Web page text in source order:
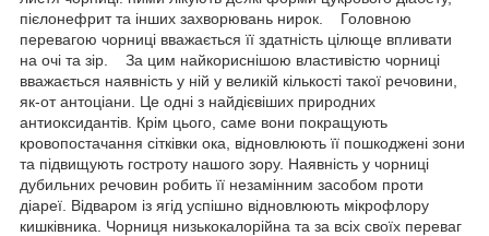
пієлонефрит та інших захворювань нирок. Головною
перевагою чорниці вважається її здатність цілюще впливати
на очі та зір. За цим найкориснішою властивістю чорниці
вважається наявність у ній у великій кількості такої речовини,
як-от антоціани. Це одні з найдієвіших природних
антиоксидантів. Крім цього, саме вони покращують
кровопостачання сітківки ока, відновлюють її пошкоджені зони
та підвищують гостроту нашого зору. Наявність у чорниці
дубильних речовин робить її незамінним засобом проти
діареї. Відваром із ягід успішно відновлюють мікрофлору
кишківника. Чорниця низькокалорійна та за всіх своїх переваг